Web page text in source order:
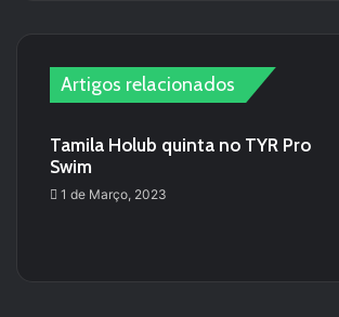
Artigos relacionados
Tamila Holub quinta no TYR Pro
Swim
1 de Março, 2023